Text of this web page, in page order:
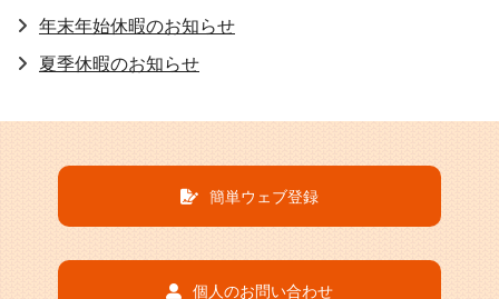
年末年始休暇のお知らせ
夏季休暇のお知らせ
簡単ウェブ登録
個人のお問い合わせ